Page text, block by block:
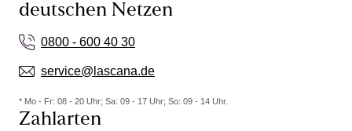
deutschen Netzen
0800 - 600 40 30
service@lascana.de
* Mo - Fr: 08 - 20 Uhr; Sa: 09 - 17 Uhr; So: 09 - 14 Uhr.
Zahlarten